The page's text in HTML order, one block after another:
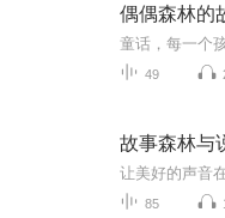
偶偶森林的
49
故事森林与
让美好的声音
85